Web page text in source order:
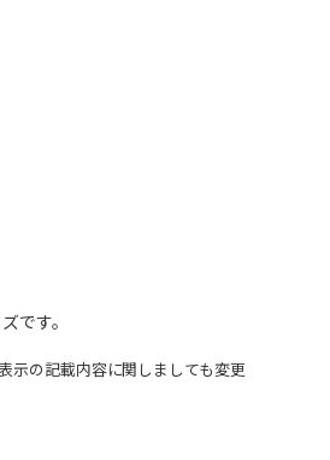
です。
示の記載内容に関しましても変更